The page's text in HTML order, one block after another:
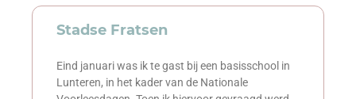
Stadse Fratsen
Eind januari was ik te gast bij een basisschool in
Lunteren, in het kader van de Nationale